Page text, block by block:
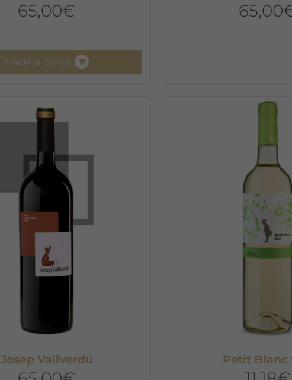
65,00€
Añadir al carrito
65,00
Josep Vallverdú Petit Blanc